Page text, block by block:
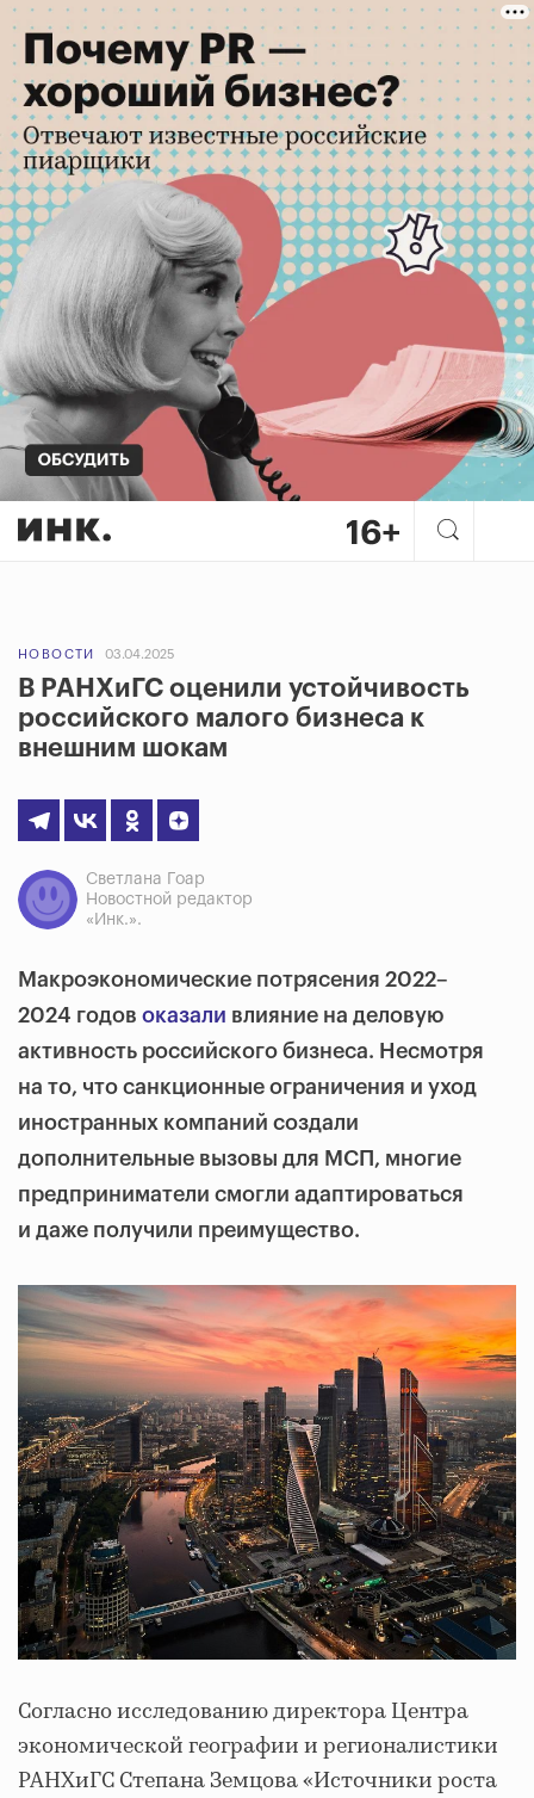
НОВОСТИ 03.04.2025
В РАНХиГС оценили устойчивость
российского малого бизнеса к
внешним шокам
Светлана Гоар
Новостной редактор
«Инк.».
Макроэкономические потрясения 2022–
2024 годов оказали влияние на деловую
активность российского бизнеса. Несмотря
на то, что санкционные ограничения и уход
иностранных компаний создали
дополнительные вызовы для МСП, многие
предприниматели смогли адаптироваться
и даже получили преимущество.
Согласно исследованию директора Центра
экономической географии и регионалистики
РАНХиГС Степана Земцова «Источники роста